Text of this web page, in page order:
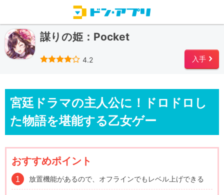
謀りの姫：Pocket
starstarstarstarstarempty 4.2 入手 right
宮廷ドラマの主人公に！ドロドロし
た物語を堪能する乙女ゲー
おすすめポイント
放置機能があるので、オフラインでもレベル上げできる